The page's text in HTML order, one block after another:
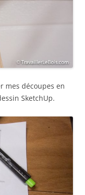
mes découpes en
SketchUp.